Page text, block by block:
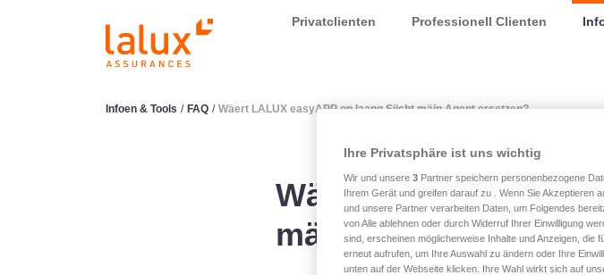
LALUX AssurancesPrivatclienten Professionell Clienten
Infoen & Tools / FAQ / Wäert LALUX easyAPP op laang Siicht mäin Agent ersetzen?
Wäert LALUX
mäin Agent
Ihre Privatsphäre ist uns wichtig
Wir und unsere 3 Partner speichern personenbezogene
Ihrem Gerät und greifen darauf zu . Wenn Sie Akzeptieren
und unsere Partner verarbeiten Daten, um Folgendes
von Alle ablehnen oder durch Widerruf Ihrer Einwilligung
sind, erscheinen möglicherweise Inhalte und Anzeigen, die
erneut aufrufen, um Ihre Auswahl zu ändern oder Ihre
unten auf der Webseite klicken. Ihre Wahl wirkt sich auf